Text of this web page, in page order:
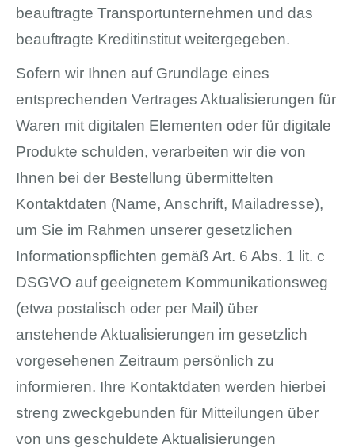
beauftragte Transportunternehmen und das
beauftragte Kreditinstitut weitergegeben.
Sofern wir Ihnen auf Grundlage eines
entsprechenden Vertrages Aktualisierungen für
Waren mit digitalen Elementen oder für digitale
Produkte schulden, verarbeiten wir die von
Ihnen bei der Bestellung übermittelten
Kontaktdaten (Name, Anschrift, Mailadresse),
um Sie im Rahmen unserer gesetzlichen
Informationspflichten gemäß Art. 6 Abs. 1 lit. c
DSGVO auf geeignetem Kommunikationsweg
(etwa postalisch oder per Mail) über
anstehende Aktualisierungen im gesetzlich
vorgesehenen Zeitraum persönlich zu
informieren. Ihre Kontaktdaten werden hierbei
streng zweckgebunden für Mitteilungen über
von uns geschuldete Aktualisierungen